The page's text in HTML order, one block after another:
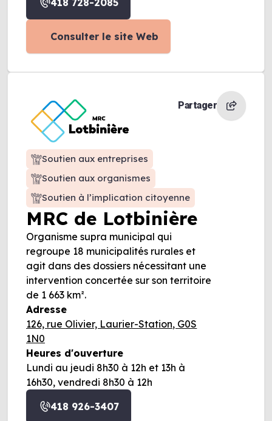
Consulter le site Web
MRC de Lotbinière
Partager
Soutien aux entreprises
Soutien aux organismes
Soutien à l’implication citoyenne
Organisme supra municipal qui
regroupe 18 municipalités rurales et
agit dans des dossiers nécessitant une
intervention concertée sur son territoire
de 1 663 km².
Adresse
126, rue Olivier, Laurier-Station, G0S
1N0
Heures d'ouverture
Lundi au jeudi 8h30 à 12h et 13h à
16h30, vendredi 8h30 à 12h
418 926-3407